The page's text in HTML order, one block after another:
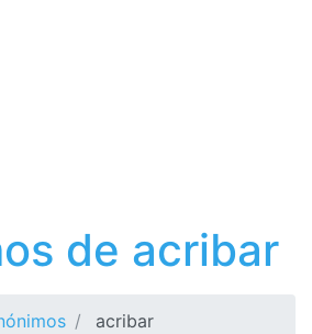
de acribar
acribar